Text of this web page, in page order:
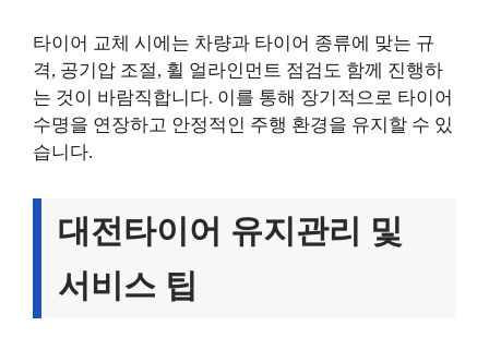
타이어 교체 시에는 차량과 타이어 종류에 맞는 규
격, 공기압 조절, 휠 얼라인먼트 점검도 함께 진행하
는 것이 바람직합니다. 이를 통해 장기적으로 타이어
수명을 연장하고 안정적인 주행 환경을 유지할 수 있
습니다.
대전타이어 유지관리 및
서비스 팁